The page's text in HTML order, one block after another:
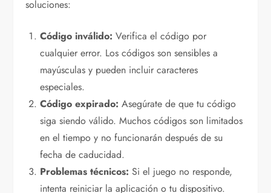
soluciones:
Código inválido: Verifica el código por
cualquier error. Los códigos son sensibles a
mayúsculas y pueden incluir caracteres
especiales.
Código expirado: Asegúrate de que tu código
siga siendo válido. Muchos códigos son limitados
en el tiempo y no funcionarán después de su
fecha de caducidad.
Problemas técnicos: Si el juego no responde,
intenta reiniciar la aplicación o tu dispositivo.